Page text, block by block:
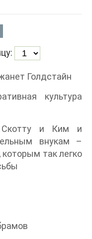
Голдстайн
культура
Скотту и Ким и
внукам –
так легко